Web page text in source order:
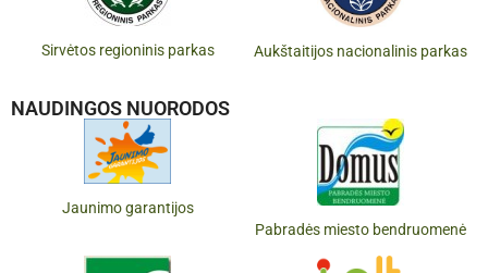
Sirvėtos regioninis parkas Aukštaitijos nacionalinis parkas
NAUDINGOS NUORODOS
Jaunimo garantijos
Pabradės miesto bendruomenė